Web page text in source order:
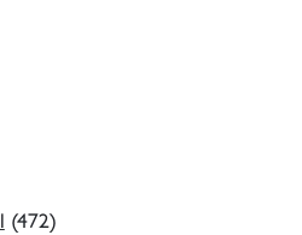
(472)